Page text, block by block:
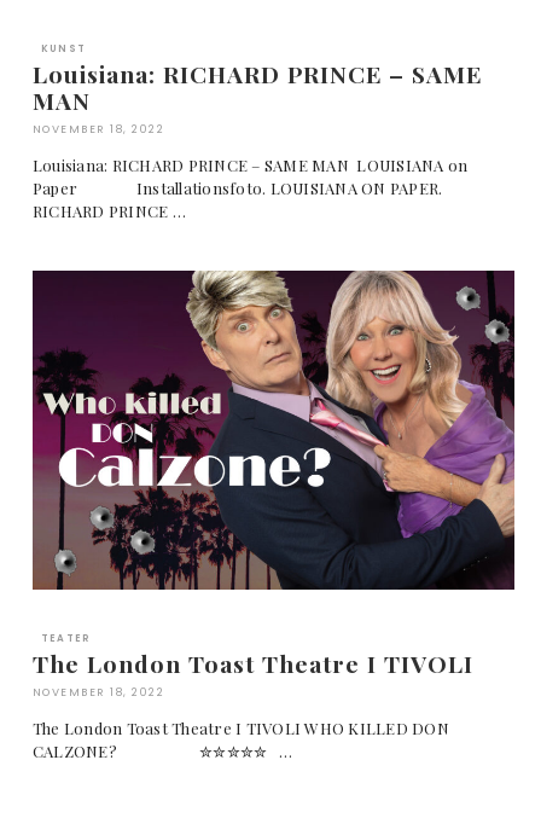
KUNST
Louisiana: RICHARD PRINCE – SAME
MAN
NOVEMBER 18, 2022
Louisiana: RICHARD PRINCE – SAME MAN LOUISIANA on
Paper Installationsfoto. LOUISIANA ON PAPER.
RICHARD PRINCE …
TEATER
The London Toast Theatre I TIVOLI
NOVEMBER 18, 2022
The London Toast Theatre I TIVOLI WHO KILLED DON
CALZONE? ✮✮✮✮✮ …